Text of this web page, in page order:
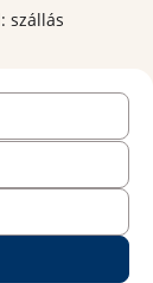
szállás